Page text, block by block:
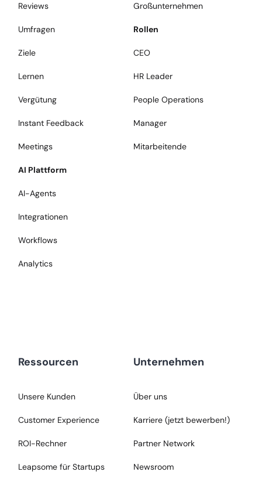
Reviews
Umfragen
Ziele
Lernen
Vergütung
Instant Feedback
Meetings
AI Plattform
AI-Agents
Integrationen
Workflows
Analytics
Großunternehmen
Rollen
CEO
HR Leader
People Operations
Manager
Mitarbeitende
Ressourcen
Unsere Kunden
Customer Experience
ROI-Rechner
Leapsome für Startups
Unternehmen
Über uns
Karriere (jetzt bewerben!)
Partner Network
Newsroom